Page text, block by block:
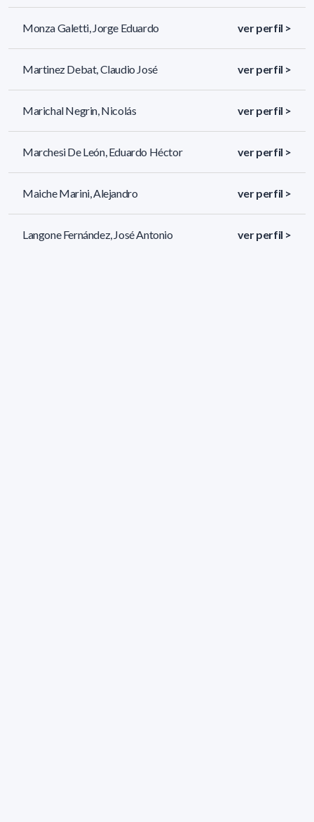
Monza Galetti, Jorge Eduardo ver perfil >
Martinez Debat, Claudio José ver perfil >
Marichal Negrin, Nicolás ver perfil >
Marchesi De León, Eduardo Héctor ver perfil >
Maiche Marini, Alejandro ver perfil >
Langone Fernández, José Antonio ver perfil >